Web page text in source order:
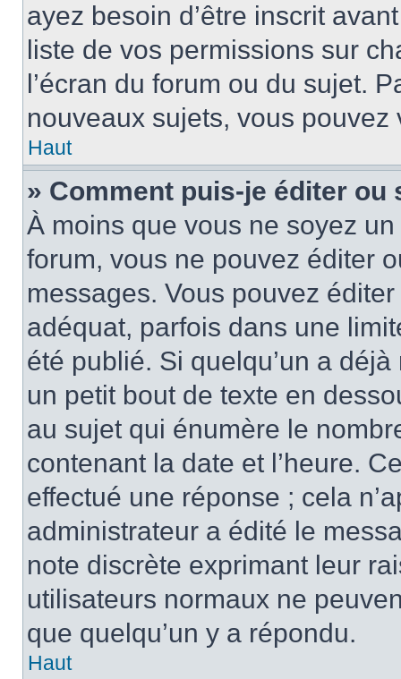
ayez besoin d’être inscrit
liste de vos permissions sur
l’écran du forum ou du sujet.
nouveaux sujets, vous
Haut
» Comment puis-je éditer
À moins que vous ne soyez
forum, vous ne pouvez éditer
messages. Vous pouvez
adéquat, parfois dans une
été publié. Si quelqu’un a
un petit bout de texte en
au sujet qui énumère le
contenant la date et l’heure.
effectué une réponse ; cela
administrateur a édité le
note discrète exprimant leur
utilisateurs normaux ne
que quelqu’un y a répondu.
Haut